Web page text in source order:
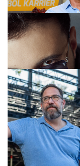
Politika
Content Lab HUB
Forbes-sztori